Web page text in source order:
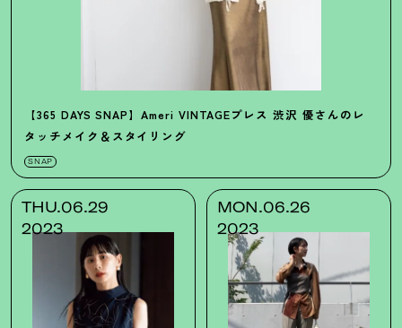
【365 DAYS SNAP】Ameri VINTAGEプレス 渋沢 優さんのレ
タッチメイク＆スタイリング
SNAP
THU.06.29
2023
MON.06.26
2023